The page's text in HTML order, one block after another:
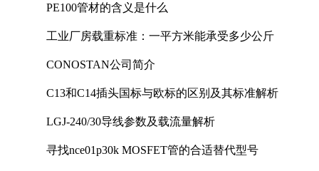
PE100管材的含义是什么
工业厂房载重标准：一平方米能承受多少公斤
CONOSTAN公司简介
C13和C14插头国标与欧标的区别及其标准解析
LGJ-240/30导线参数及载流量解析
寻找nce01p30k MOSFET管的合适替代型号